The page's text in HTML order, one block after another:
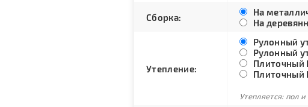
Сборка:
На
На
Утепление:
Рулонный
Рулонный
Плиточный
Плиточный
Утепляется: пол